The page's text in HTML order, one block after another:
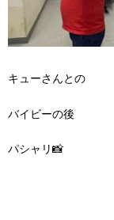
キューさんとの
バイビーの後
パシャリ📸